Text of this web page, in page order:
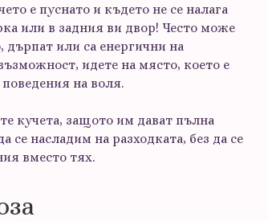
е пуснато и където не се налага
или в задния ви двор! Често може
дърпат или са енергични на
идете на място, което е
поведения на воля.
кучета, защото им дават пълна
се насладим на разходката, без да се
вместо тях.